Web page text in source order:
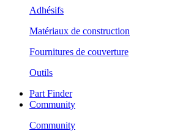
Adhésifs
Matériaux de construction
Fournitures de couverture
Outils
Part Finder
Community
Community